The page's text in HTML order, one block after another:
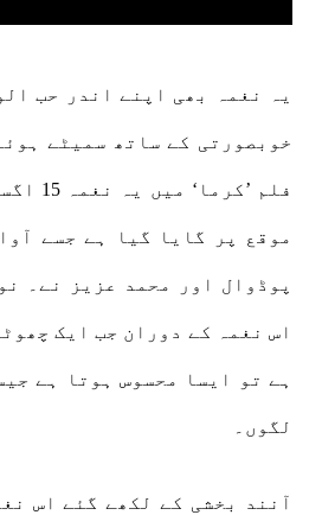
یہ نغمہ بھی اپنے اندر حب
فلم
موقع پر گایا گیا ہے جسے
پوڈوال اور محمد عزیز نے۔
اس نغمہ کے دوران جب ایک
ہے تو ایسا محسوس ہوتا ہے
لگوں۔
آنند بخشی کے لکھے گئے اس